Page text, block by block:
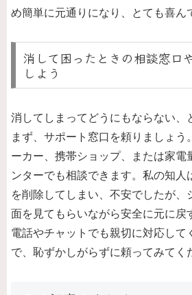
め簡単に元通りになり、とても喜ん
消して困ったときの相談窓口
しよう
消してしまってどうにもならない、
まず、サポート窓口を頼りましょう
ーカー、携帯ショップ、または家電
ンターでも相談できます。私の知人
を削除してしまい、不安でしたが、
面を見てもらいながら安全に元に戻
電話やチャットでも親切に対応して
で、恥ずかしがらずに頼ってみてく